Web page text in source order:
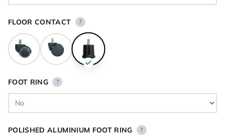
FLOOR CONTACT ?
FOOT RING ?
POLISHED ALUMINIUM FOOT RING ?